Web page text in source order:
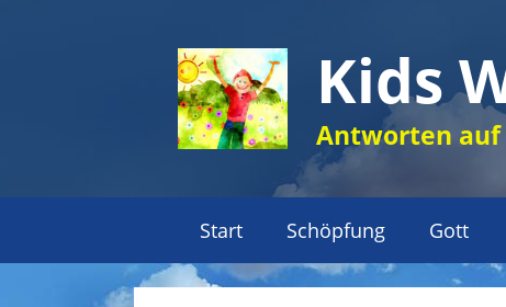
Kids
Antworten auf
Start Schöpfung Gott